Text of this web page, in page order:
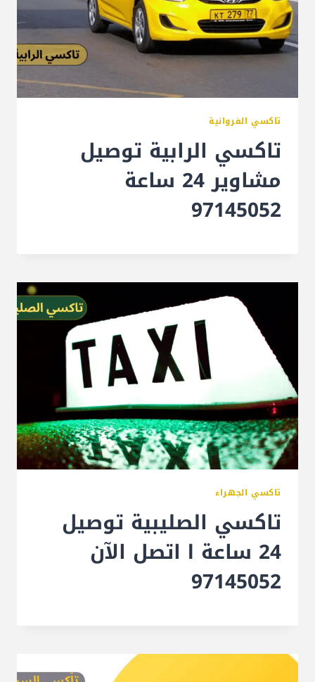
تاكسي الفروانية
تاكسي الرابية توصيل
مشاوير 24 ساعة
97145052
تاكسي الجهراء
تاكسي الصليبية توصيل
24 ساعة l اتصل الآن
97145052